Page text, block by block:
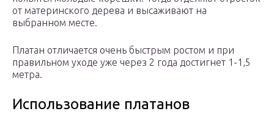
от материнского дерева и высаживают на
выбранном месте.
Платан отличается очень быстрым ростом и при
правильном уходе уже через 2 года достигнет 1-1,5
метра.
Использование платанов